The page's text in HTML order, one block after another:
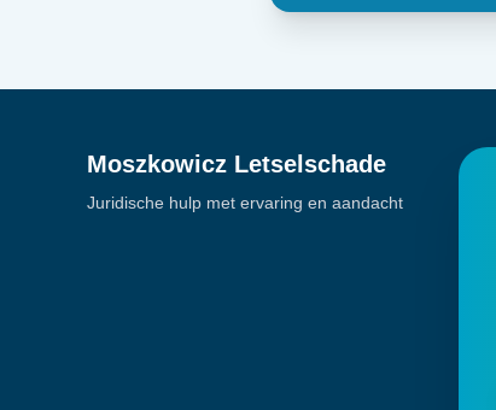
Moszkowicz Letselschade
Juridische hulp met ervaring en aandacht